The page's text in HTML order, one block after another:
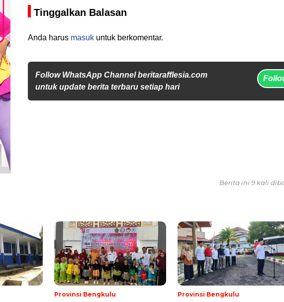
Tinggalkan Balasan
Anda harus masuk untuk berkomentar.
Follow WhatsApp Channel beritarafflesia.com
untuk update berita terbaru setiap hari
Berita ini 9 kali
Provinsi Bengkulu Provinsi Bengkulu